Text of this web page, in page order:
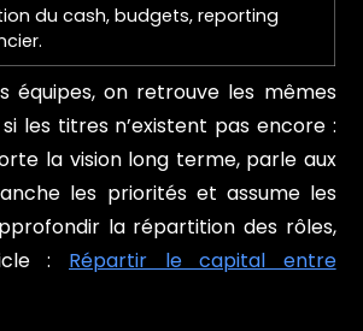
du cash, budgets, reporting
équipes, on retrouve les mêmes
les titres n’existent pas encore :
la vision long terme, parle aux
les priorités et assume les
la répartition des rôles,
: Répartir le capital entre